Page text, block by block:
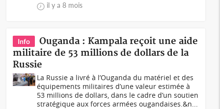
il y a 8 mois
Info
Ouganda : Kampala reçoit une aide
militaire de 53 millions de dollars de la
Russie
La Russie a livré à l’Ouganda du matériel et des
équipements militaires d’une valeur estimée à
53 millions de dollars, dans le cadre d’un soutien
stratégique aux forces armées ougandaises.&n...